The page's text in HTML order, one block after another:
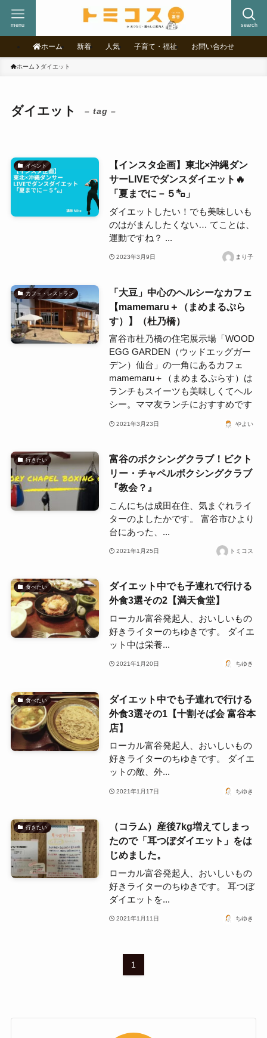
search
menu
ホーム 新着 人気 子育て・福祉 お問い合わせ
ホーム ダイエット
ダイエット – tag –
イベント
【インスタ企画】東北×沖縄ダン
サーLIVEでダンスダイエット🔥
「夏までに－５㌔」
ダイエットしたい！でも美味しいも
のはがまんしたくない… てことは、
運動ですね？ ...
2023年3月9日 まり子
カフェ・レストラン
「大豆」中心のヘルシーなカフェ
【mamemaru＋（まめまるぷら
す）】（杜乃橋）
富谷市杜乃橋の住宅展示場「WOOD
EGG GARDEN（ウッドエッグガー
デン）仙台」の一角にあるカフェ
mamemaru＋（まめまるぷらす）は
ランチもスイーツも美味しくてヘル
シー。ママ友ランチにおすすめです
2021年3月23日 やよい
行きたい
富谷のボクシングクラブ！ビクト
リー・チャペルボクシングクラブ
『教会？』
こんにちは成田在住、気まぐれライ
ターのよしたかです。 富谷市ひより
台にあった、...
2021年1月25日 トミコス
食べたい
ダイエット中でも子連れで行ける
外食3選その2【満天食堂】
ローカル富谷発起人、おいしいもの
好きライターのちゆきです。 ダイエ
ット中は栄養...
2021年1月20日 ちゆき
食べたい
ダイエット中でも子連れで行ける
外食3選その1【十割そば会 富谷本
店】
ローカル富谷発起人、おいしいもの
好きライターのちゆきです。 ダイエ
ットの敵、外...
2021年1月17日 ちゆき
行きたい
（コラム）産後7kg増えてしまっ
たので「耳つぼダイエット」をは
じめました。
ローカル富谷発起人、おいしいもの
好きライターのちゆきです。 耳つぼ
ダイエットを...
2021年1月11日 ちゆき
1